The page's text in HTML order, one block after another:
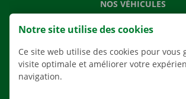
NOS VÉHICULES
APPLI
Notre site utilise des cookies
Ce site web utilise des cookies pour vous
visite optimale et améliorer votre
navigation.